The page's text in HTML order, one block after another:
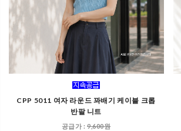
CPP 5011 여자 라운드 꽈배기 케이블 크롭
반팔 니트
공급가 : 9,600원